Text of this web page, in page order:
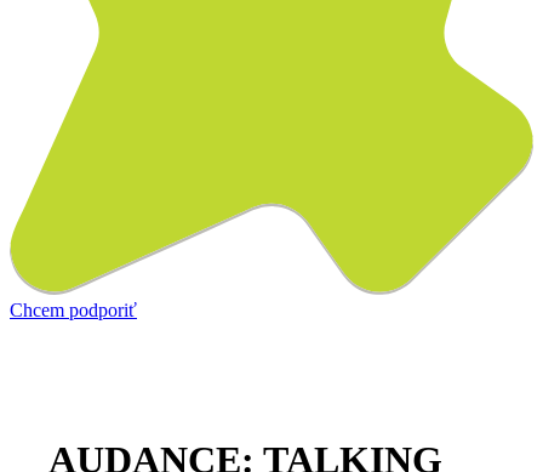
Chcem podporiť
AUDANCE: TALKING